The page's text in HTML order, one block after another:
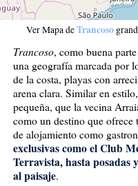
Trancoso, como buena
una geografía marcada por
de la costa, playas con
arena clara. Similar en
pequeña, que la vecina
como un destino que
de alojamiento como
exclusivas como el Club
Terravista, hasta posadas
al paisaje.
Ver Mapa deTrancoso